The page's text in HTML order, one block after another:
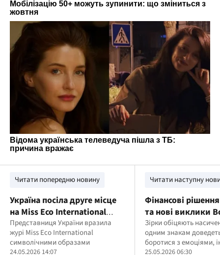
Читати попередню новину
Україна посіла друге місце
на Miss Eco International
2026
Представниця України вразила
журі Miss Eco International
символічними образами
24.05.2026 14:07
Читати наступну
Фінансові
та нові виклики
гороскоп на 25
Зірки обіцяють
одним знакам
боротися з емоціями,
ловити шанс на успіх
25.05.2026 06:30